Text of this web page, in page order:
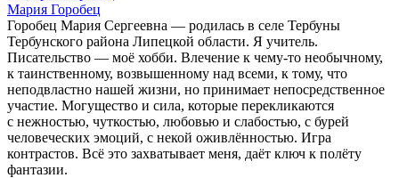
Мария Горобец
Горобец Мария Сергеевна — родилась в селе Тербуны
Тербунского района Липецкой области. Я учитель.
Писательство — моё хобби. Влечение к чему-то необычному,
к таинственному, возвышенному над всеми, к тому, что
неподвластно нашей жизни, но принимает непосредственное
участие. Могущество и сила, которые перекликаются
с нежностью, чуткостью, любовью и слабостью, с бурей
человеческих эмоций, с некой оживлённостью. Игра
контрастов. Всё это захватывает меня, даёт ключ к полёту
фантазии.